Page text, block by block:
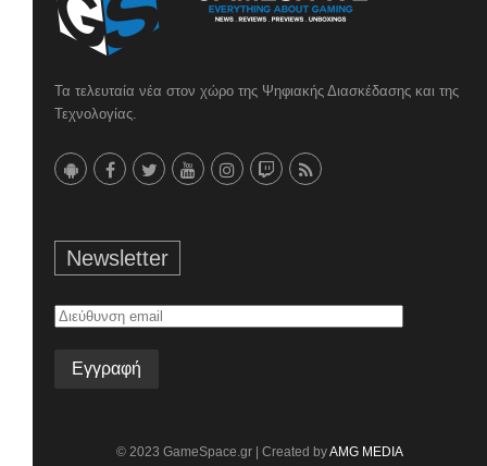
Τα τελευταία νέα στον χώρο της Ψηφιακής Διασκέδασης και της
Τεχνολογίας.
Newsletter
Διεύθυνση
© 2023 GameSpace.gr | Created byAMG MEDIA